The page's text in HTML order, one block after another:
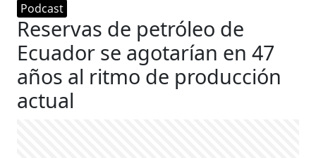
Podcast
Reservas de petróleo de
Ecuador se agotarían en 47
años al ritmo de producción
actual